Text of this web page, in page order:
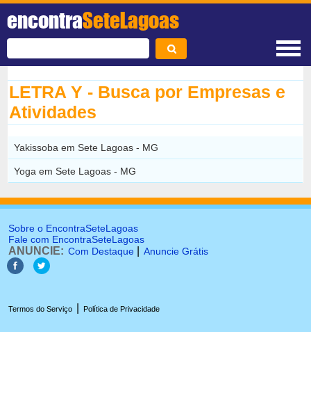
encontraSeteLagoas
LETRA Y - Busca por Empresas e
Atividades
Yakissoba em Sete Lagoas - MG
Yoga em Sete Lagoas - MG
Sobre o EncontraSeteLagoas
Fale com EncontraSeteLagoas
ANUNCIE: Com Destaque Anuncie Grátis
Termos do Serviço Política de Privacidade